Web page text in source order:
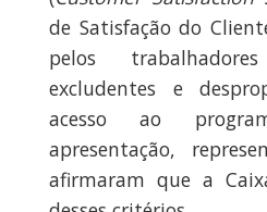
de Satisfação do
pelos
excludentes e
acesso ao
apresentação,
afirmaram que a